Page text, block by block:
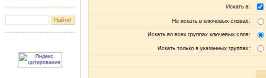
Искать в:
Не искать в ключевых словах:
Искать во всех группах ключевых слов:
Искать только в указанных группах: